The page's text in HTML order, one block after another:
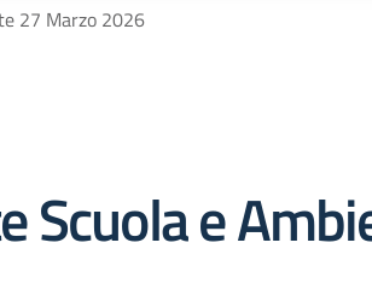
27 Marzo 2026
Scuola e